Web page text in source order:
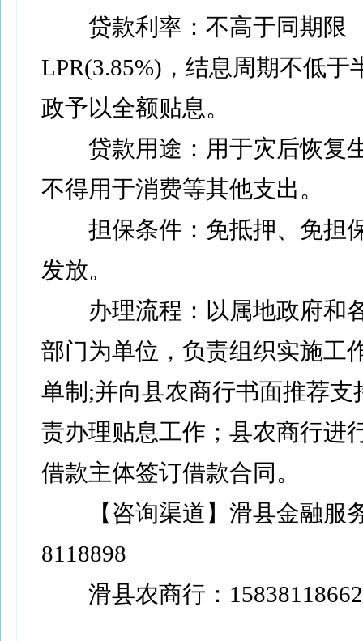
贷款利率：不高于同期限
LPR(3.85%)，结息周期不低于
政予以全额贴息。
贷款用途：用于灾后恢复
不得用于消费等其他支出。
担保条件：免抵押、免担
发放。
办理流程：以属地政府和
部门为单位，负责组织实施工
单制;并向县农商行书面推荐支
责办理贴息工作；县农商行进
借款主体签订借款合同。
【咨询渠道】滑县金融服
8118898
滑县农商行：15838118662